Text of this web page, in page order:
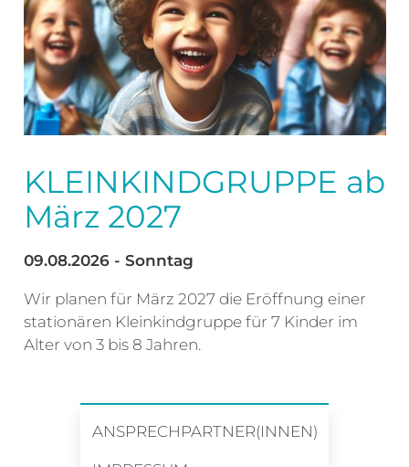
KLEINKINDGRUPPE ab
März 2027
09.08.2026 - Sonntag
Wir planen für März 2027 die Eröffnung einer
stationären Kleinkindgruppe für 7 Kinder im
Alter von 3 bis 8 Jahren.
ANSPRECHPARTNER(INNEN)